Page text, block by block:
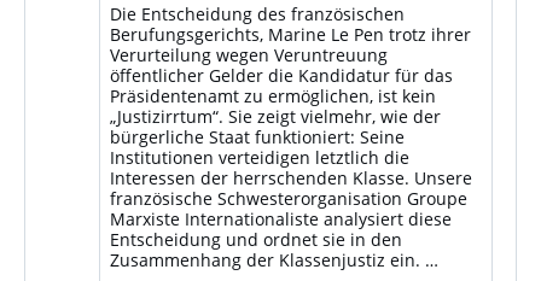
Die Entscheidung des französischen
Berufungsgerichts, Marine Le Pen trotz ihrer
Verurteilung wegen Veruntreuung
öffentlicher Gelder die Kandidatur für das
Präsidentenamt zu ermöglichen, ist kein
„Justizirrtum“. Sie zeigt vielmehr, wie der
bürgerliche Staat funktioniert: Seine
Institutionen verteidigen letztlich die
Interessen der herrschenden Klasse. Unsere
französische Schwesterorganisation Groupe
Marxiste Internationaliste analysiert diese
Entscheidung und ordnet sie in den
Zusammenhang der Klassenjustiz ein. …